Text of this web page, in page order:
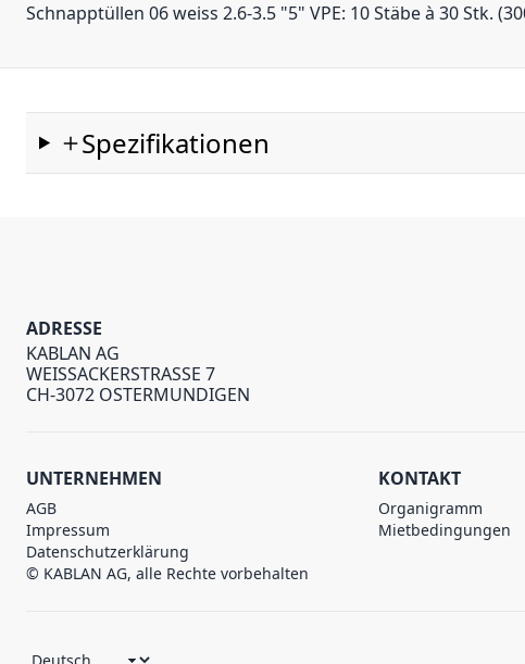
Schnapptüllen 06 weiss 2.6-3.5 "5" VPE: 10 Stäbe à 30 Stk.
Spezifikationen
ADRESSE
KABLAN AG
WEISSACKERSTRASSE 7
CH-3072 OSTERMUNDIGEN
UNTERNEHMEN
AGB
Impressum
Datenschutzerklärung
© KABLAN AG, alle Rechte vorbehalten
KONTAKT
Organigramm
Mietbedingungen